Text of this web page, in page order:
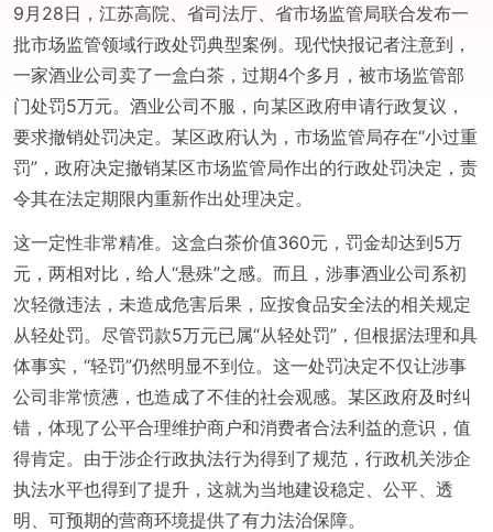
9月28日，江苏高院、省司法厅、省市场监管局联合发布一
批市场监管领域行政处罚典型案例。现代快报记者注意到，
一家酒业公司卖了一盒白茶，过期4个多月，被市场监管部
门处罚5万元。酒业公司不服，向某区政府申请行政复议，
要求撤销处罚决定。某区政府认为，市场监管局存在“小过重
罚”，政府决定撤销某区市场监管局作出的行政处罚决定，责
令其在法定期限内重新作出处理决定。
这一定性非常精准。这盒白茶价值360元，罚金却达到5万
元，两相对比，给人“悬殊”之感。而且，涉事酒业公司系初
次轻微违法，未造成危害后果，应按食品安全法的相关规定
从轻处罚。尽管罚款5万元已属“从轻处罚”，但根据法理和具
体事实，“轻罚”仍然明显不到位。这一处罚决定不仅让涉事
公司非常愤懑，也造成了不佳的社会观感。某区政府及时纠
错，体现了公平合理维护商户和消费者合法利益的意识，值
得肯定。由于涉企行政执法行为得到了规范，行政机关涉企
执法水平也得到了提升，这就为当地建设稳定、公平、透
明、可预期的营商环境提供了有力法治保障。